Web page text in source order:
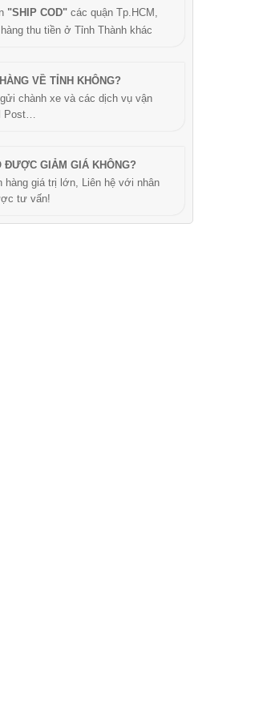
"SHIP COD" các quận Tp.HCM,
thu tiền ở Tỉnh Thành khác
VỀ TỈNH KHÔNG?
chành xe và các dịch vụ vận
Post…
ĐƯỢC GIẢM GIÁ KHÔNG?
hàng giá trị lớn, Liên hệ với nhân
tư vấn!